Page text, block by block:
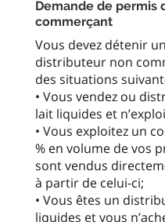
Demande de permis
commerçant
Vous devez détenir
distributeur non
des situations
• Vous vendez ou
lait liquides et
• Vous exploitez un
% en volume de vos
sont vendus
à partir de celui-ci;
• Vous êtes un
liquides et vous